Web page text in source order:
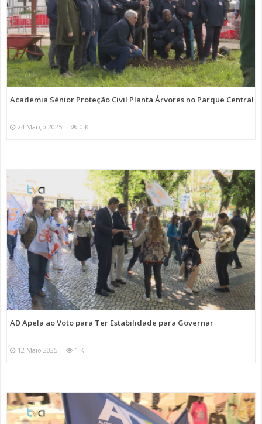
Academia Sénior Proteção Civil Planta Árvores no Parque Central
24 Março 2025 0 K
AD Apela ao Voto para Ter Estabilidade para Governar
12 Maio 2025 1 K